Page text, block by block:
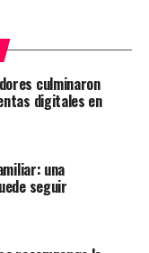
culminaron
digitales en
una
seguir